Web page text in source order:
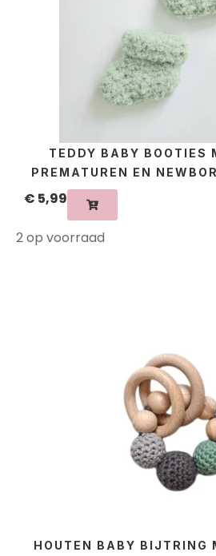
TEDDY BABY BOOTIES
PREMATUREN EN
€ 5,99
2 op voorraad
HOUTEN BABY BIJTRING